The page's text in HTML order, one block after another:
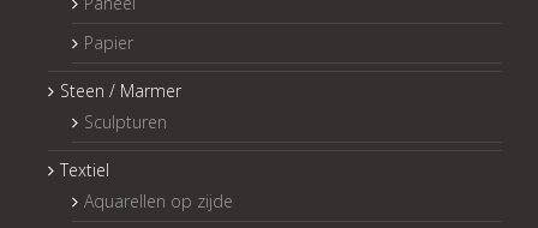
Papier
Steen / Marmer
Sculpturen
Textiel
Aquarellen op zijde